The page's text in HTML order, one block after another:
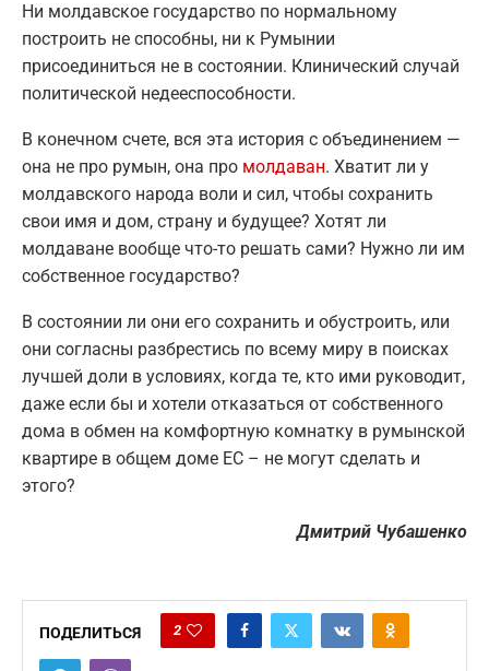
Ни молдавское государство по нормальному
построить не способны, ни к Румынии
присоединиться не в состоянии. Клинический случай
политической недееспособности.
В конечном счете, вся эта история с объединением —
она не про румын, она про молдаван. Хватит ли у
молдавского народа воли и сил, чтобы сохранить
свои имя и дом, страну и будущее? Хотят ли
молдаване вообще что-то решать сами? Нужно ли им
собственное государство?
В состоянии ли они его сохранить и обустроить, или
они согласны разбрестись по всему миру в поисках
лучшей доли в условиях, когда те, кто ими руководит,
даже если бы и хотели отказаться от собственного
дома в обмен на комфортную комнатку в румынской
квартире в общем доме ЕС – не могут сделать и
этого?
Дмитрий Чубашенко
ПОДЕЛИТЬСЯ 2